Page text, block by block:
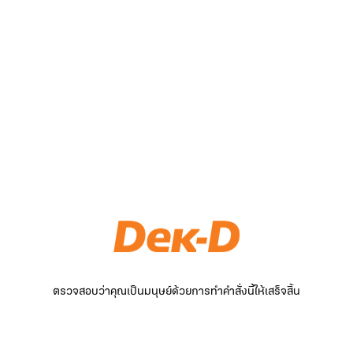
ตรวจสอบว่าคุณเป็นมนุษย์ด้วยการทำคำสั่งนี้ให้เสร็จสิ้น